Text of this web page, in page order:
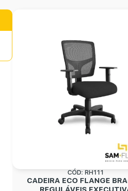
CÓD: RH111
CADEIRA ECO FLANGE